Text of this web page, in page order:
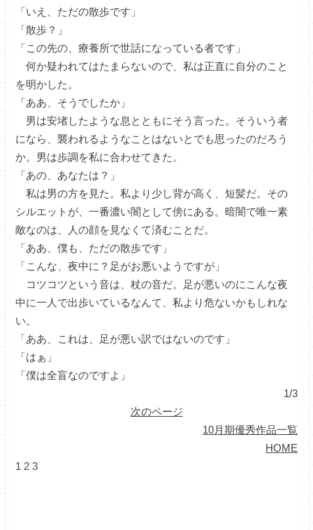
「いえ、ただの散歩です」
「散歩？」
「この先の、療養所で世話になっている者です」
何か疑われてはたまらないので、私は正直に自分のこと
を明かした。
「ああ、そうでしたか」
男は安堵したような息とともにそう言った。そういう者
になら、襲われるようなことはないとでも思ったのだろう
か。男は歩調を私に合わせてきた。
「あの、あなたは？」
私は男の方を見た。私より少し背が高く、短髪だ。その
シルエットが、一番濃い闇として傍にある。暗闇で唯一素
敵なのは、人の顔を見なくて済むことだ。
「ああ、僕も、ただの散歩です」
「こんな、夜中に？足がお悪いようですが」
コツコツという音は、杖の音だ。足が悪いのにこんな夜
中に一人で出歩いているなんて、私より危ないかもしれな
い。
「ああ、これは、足が悪い訳ではないのです」
「はぁ」
「僕は全盲なのですよ」
1/3
次のページ
10月期優秀作品一覧
HOME
1 2 3